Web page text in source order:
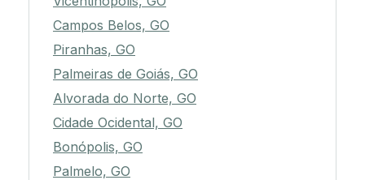
Campos Belos, GO
Piranhas, GO
Palmeiras de Goiás, GO
Alvorada do Norte, GO
Cidade Ocidental, GO
Bonópolis, GO
Palmelo, GO